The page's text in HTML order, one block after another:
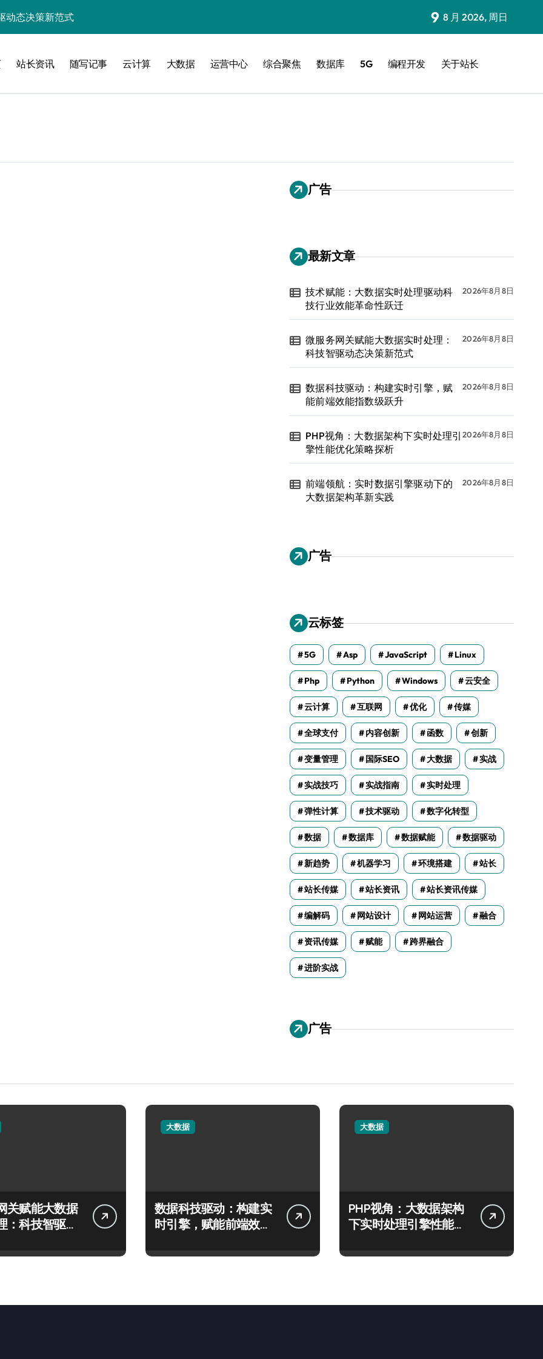
动态决策新范式
化策略探析
构革新实践
擎智能构建之道
9 8 月 2026, 周日
站长资讯 随写记事 云计算 大数据 运营中心 综合聚焦 数据库 5G 编程开发 关于站长
广告
最新文章
技术赋能：大数据实时处理驱动科
技行业效能革命性跃迁
2026年8月8日
微服务网关赋能大数据实时处理：
科技智驱动态决策新范式
2026年8月8日
数据科技驱动：构建实时引擎，赋
能前端效能指数级跃升
2026年8月8日
PHP视角：大数据架构下实时处理引
擎性能优化策略探析
2026年8月8日
前端领航：实时数据引擎驱动下的
大数据架构革新实践
2026年8月8日
广告
云标签
5G Asp JavaScript Linux
Php Python Windows 云安全
云计算 互联网 优化 传媒
全球支付 内容创新 函数 创新
变量管理 国际SEO 大数据 实战
实战技巧 实战指南 实时处理
弹性计算 技术驱动 数字化转型
数据 数据库 数据赋能 数据驱动
新趋势 机器学习 环境搭建 站长
站长传媒 站长资讯 站长资讯传媒
编解码 网站设计 网站运营 融合
资讯传媒 赋能 跨界融合
进阶实战
广告
关赋能大数据
：科技智驱动
大数据
数据科技驱动：构建实
时引擎，赋能前端效能
大数据
PHP视角：大数据架构
下实时处理引擎性能优